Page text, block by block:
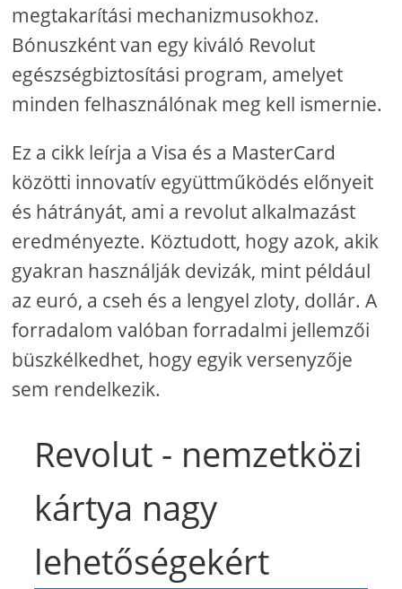
megtakarítási mechanizmusokhoz.
Bónuszként van egy kiváló Revolut
egészségbiztosítási program, amelyet
minden felhasználónak meg kell ismernie.
Ez a cikk leírja a Visa és a MasterCard
közötti innovatív együttműködés előnyeit
és hátrányát, ami a revolut alkalmazást
eredményezte. Köztudott, hogy azok, akik
gyakran használják devizák, mint például
az euró, a cseh és a lengyel zloty, dollár. A
forradalom valóban forradalmi jellemzői
büszkélkedhet, hogy egyik versenyzője
sem rendelkezik.
Revolut - nemzetközi
kártya nagy
lehetőségekért